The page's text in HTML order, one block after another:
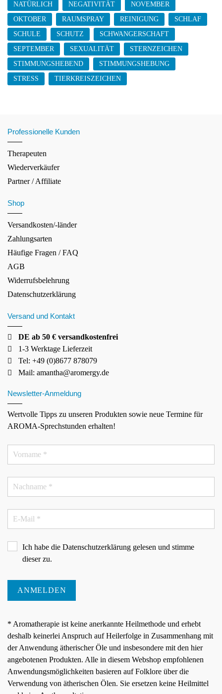
NATÜRLICH
NEGATIVITÄT
NOVEMBER
OKTOBER
RAUMSPRAY REINIGUNG
SCHLAF
SCHULE
SCHUTZ
SCHWANGERSCHAFT
SEPTEMBER
SEXUALITÄT
STERNZEICHEN
STIMMUNGSHEBEND
STIMMUNGSHEBUNG
STRESS
TIERKREISZEICHEN
Professionelle Kunden
Therapeuten
Wiederverkäufer
Partner / Affiliate
Shop
Versandkosten/-länder
Zahlungsarten
Häufige Fragen / FAQ
AGB
Widerrufsbelehrung
Datenschutzerklärung
Versand und Kontakt
DE ab 50 € versandkostenfrei
1-3 Werktage Lieferzeit
Tel: +49 (0)8677 878079
Mail: amantha@aromergy.de
Newsletter-Anmeldung
Wertvolle Tipps zu unseren Produkten sowie neue Termine für
AROMA-Sprechstunden erhalten!
Ich habe die Datenschutzerklärung gelesen und stimme
dieser zu.
ANMELDEN
* Aromatherapie ist keine anerkannte Heilmethode und erhebt
deshalb keinerlei Anspruch auf Heilerfolge in Zusammenhang mit
der Anwendung ätherischer Öle und insbesondere mit den hier
angebotenen Produkten. Alle in diesem Webshop empfohlenen
Anwendungsmöglichkeiten basieren auf Folklore über die
Verwendung von ätherischen Ölen. Sie ersetzen keine Heilmittel